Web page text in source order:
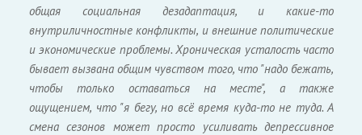
общая социальная дезадаптация, и какие-то
внутриличностные конфликты, и внешние политические
и экономические проблемы. Хроническая усталость часто
бывает вызвана общим чувством того, что "надо бежать,
чтобы только оставаться на месте", а также
ощущением, что "я бегу, но всё время куда-то не туда. А
смена сезонов может просто усиливать депрессивное